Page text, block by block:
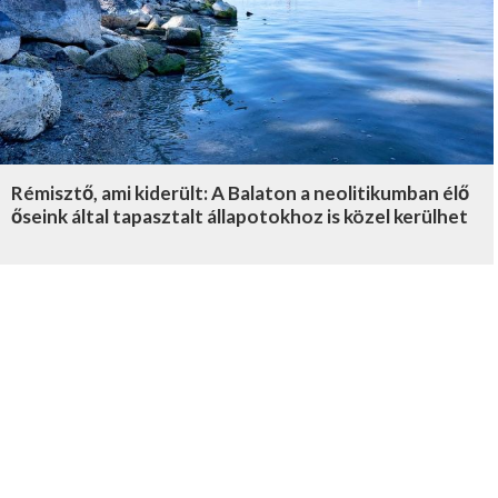
Rémisztő, ami kiderült: A Balaton a neolitikumban élő
őseink által tapasztalt állapotokhoz is közel kerülhet